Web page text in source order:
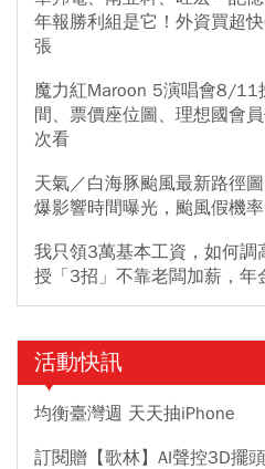
年報勝利組是它！外資買超
張
魔力紅Maroon 5演唱會8/11
間、票價座位圖、理想國會
次看
天氣／白海豚颱風最新路徑
爆影響時間曝光，颱風假機
我只領3萬基本工資，如何調
授「3招」不靠老闆加薪，
活動快訊
均衡臺灣週 天天抽iPhone
訂閱贈【歌林】AI聲控3D擺